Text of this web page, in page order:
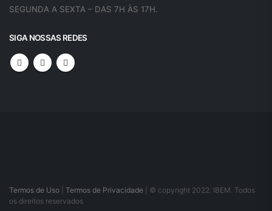
SEGUNDA A SEXTA – DAS 7H ÀS 17H.
SIGA NOSSAS REDES
Termos de Uso Termos de Privacidade | © copyright 2022. IBEM. Todos
os direitos reservados